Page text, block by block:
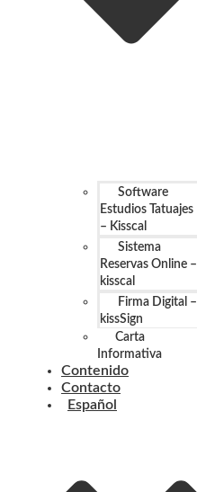
Software
Estudios Tatuajes
– Kisscal
Sistema
Reservas Online –
kisscal
Firma Digital –
kissSign
Carta
Informativa
Contenido
Contacto
Español